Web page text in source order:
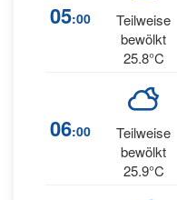
05:00
Teilweise
bewölkt
25.8°C
06:00
Teilweise
bewölkt
25.9°C